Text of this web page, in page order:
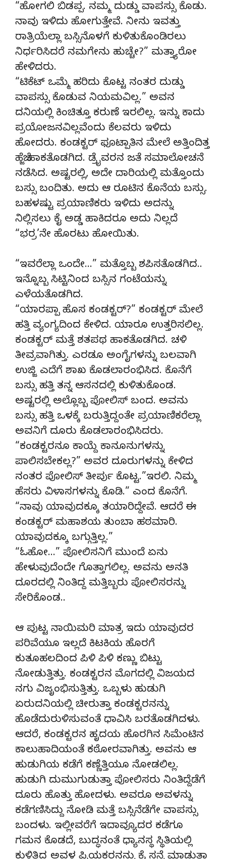
“ಹೋಗಲಿ ಬಿಡಪ್ಪ. ನಮ್ಮ ದುಡ್ಡು ವಾಪಸ್ಸು ಕೊಡು.
ನಾವು ಇಳಿದು ಹೋಗುತ್ತೇವೆ. ನೀನು ಇವತ್ತು
ರಾತ್ರಿಯೆಲ್ಲಾ ಬಸ್ಸಿನೊಳಗೆ ಕುಳಿತುಕೊಂಡಿರಲು
ನಿರ್ಧರಿಸಿದರೆ ನಮಗೇನು ಹುಚ್ಚೇ?” ಮತ್ತ್ಯಾರೋ
ಹೇಳಿದರು.
“ಟಿಕೆಟ್ ಒಮ್ಮೆ ಹರಿದು ಕೊಟ್ಟ ನಂತರ ದುಡ್ಡು
ವಾಪಸ್ಸು ಕೊಡುವ ನಿಯಮವಿಲ್ಲ.” ಅವನ
ದನಿಯಲ್ಲಿ ಕಿಂಚಿತ್ತೂ ಕರುಣೆ ಇರಲಿಲ್ಲ. ಇನ್ನು ಕಾದು
ಪ್ರಯೋಜನವಿಲ್ಲವೆಂದು ಕೆಲವರು ಇಳಿದು
ಹೋದರು. ಕಂಡಕ್ಟರ್ ಫೂಟ್ಪಾತಿನ ಮೇಲೆ ಅತ್ತಿಂದಿತ್ತ
ಹೆಜ್ಜೆ ಹಾಕತೊಡಗಿದ. ಡ್ರೈವರನ ಜತೆ ಸಮಾಲೋಚನೆ
ನಡೆಸಿದ. ಅಷ್ಟರಲ್ಲಿ, ಅದೇ ದಾರಿಯಲ್ಲಿ ಮತ್ತೊಂದು
ಬಸ್ಸು ಬಂದಿತು. ಅದು ಆ ರೂಟಿನ ಕೊನೆಯ ಬಸ್ಸು.
ಬಹಳಷ್ಟು ಪ್ರಯಾಣಿಕರು ಇಳಿದು ಅದನ್ನು
ನಿಲ್ಲಿಸಲು ಕೈ ಅಡ್ಡ ಹಾಕಿದರೂ ಅದು ನಿಲ್ಲದೆ
“ಭರ್ರ’ನೇ ಹೊರಟು ಹೋಯಿತು.
“ಇವರೆಲ್ಲಾ ಒಂದೇ…” ಮತ್ತೊಬ್ಬ ಶಪಿಸತೊಡಗಿದ..
ಇನ್ನೊಬ್ಬ ಸಿಟ್ಟಿನಿಂದ ಬಸ್ಸಿನ ಗಂಟೆಯನ್ನು
ಎಳೆಯತೊಡಗಿದ.
“ಯಾರಪ್ಪಾ ಹೊಸ ಕಂಡಕ್ಟರ್?” ಕಂಡಕ್ಟರ್ ಮೇಲೆ
ಹತ್ತಿ ವ್ಯಂಗ್ಯದಿಂದ ಕೇಳಿದ. ಯಾರೂ ಉತ್ತರಿಸಲಿಲ್ಲ.
ಕಂಡಕ್ಟರ್ ಮತ್ತೆ ಶತಪಥ ಹಾಕತೊಡಗಿದ. ಚಳಿ
ತೀವ್ರವಾಗಿತ್ತು. ಎರಡೂ ಅಂಗೈಗಳನ್ನು ಬಲವಾಗಿ
ಉಜ್ಜಿ ಎದೆಗೆ ಶಾಖ ಕೊಡಲಾರಂಭಿಸಿದ. ಕೊನೆಗೆ
ಬಸ್ಸು ಹತ್ತಿ ತನ್ನ ಆಸನದಲ್ಲಿ ಕುಳಿತುಕೊಂಡ.
ಅಷ್ಟರಲ್ಲಿ ಅಲ್ಲೊಬ್ಬ ಪೋಲಿಸ್ ಬಂದ. ಅವನು
ಬಸ್ಸು ಹತ್ತಿ ಒಳಕ್ಕೆ ಬರುತ್ತಿದ್ದಂತೇ ಪ್ರಯಾಣಿಕರೆಲ್ಲಾ
ಅವನಿಗೆ ದೂರು ಕೊಡಲಾರಂಭಿಸಿದರು.
“ಕಂಡಕ್ಟರನೂ ಕಾಯ್ದೆ ಕಾನೂನುಗಳನ್ನು
ಪಾಲಿಸಬೇಕಲ್ಲ?” ಅವರ ದೂರುಗಳನ್ನು ಕೇಳಿದ
ನಂತರ ಪೋಲಿಸ್ ತೀರ್ಪು ಕೊಟ್ಟ.”ಇರಲಿ. ನಿಮ್ಮ
ಹೆಸರು ವಿಳಾಸಗಳನ್ನು ಕೊಡಿ.” ಎಂದ ಕೊನೆಗೆ.
“ನಾವು ಯಾವುದಕ್ಕೂ ತಯಾರಿದ್ದೇವೆ. ಆದರೆ ಈ
ಕಂಡಕ್ಟರ್ ಮಹಾಶಯ ತುಂಬಾ ಹಠಮಾರಿ.
ಯಾವುದಕ್ಕೂ ಬಗ್ಗುತ್ತಿಲ್ಲ.”
“ಓಹೋ…” ಪೋಲಿಸನಿಗೆ ಮುಂದೆ ಏನು
ಹೇಳುವುದೆಂದೇ ಗೊತ್ತಾಗಲಿಲ್ಲ. ಅವನು ಅನತಿ
ದೂರದಲ್ಲಿ ನಿಂತಿದ್ದ ಮತ್ತಿಬ್ಬರು ಪೋಲಿಸರನ್ನು
ಸೇರಿಕೊಂಡ..
ಆ ಪುಟ್ಟ ನಾಯಿಮರಿ ಮಾತ್ರ ಇದು ಯಾವುದರ
ಪರಿವೆಯೂ ಇಲ್ಲದೆ ಕಿಟಕಿಯ ಹೊರಗೆ
ಕುತೂಹಲದಿಂದ ಪಿಳಿ ಪಿಳಿ ಕಣ್ಣು ಬಿಟ್ಟು
ನೋಡುತ್ತಿತ್ತು. ಕಂಡಕ್ಟರನ ಮೊಗದಲ್ಲಿ ವಿಜಯದ
ನಗು ವಿಜೃಂಭಿಸುತ್ತಿತ್ತು. ಒಬ್ಬಳು ಹುಡುಗಿ
ಏರುದನಿಯಲ್ಲಿ ಚೀರುತ್ತಾ ಕಂಡಕ್ಟರನನ್ನು
ಹೊಡೆದುರುಳಿಸುವಂತೆ ಧಾವಿಸಿ ಬರತೊಡಗಿದಳು.
ಆದರೆ, ಕಂಡಕ್ಟರನ ಹೃದಯ ಹೊರಗಿನ ಸಿಮೆಂಟಿನ
ಕಾಲುಹಾದಿಯಂತೆ ಕಠೋರವಾಗಿತ್ತು. ಅವನು ಆ
ಹುಡುಗಿಯ ಕಡೆಗೆ ಕಣ್ಣೆತ್ತಿಯೂ ನೋಡಲಿಲ್ಲ.
ಹುಡುಗಿ ದುಮುಗುಡುತ್ತಾ ಪೋಲಿಸರು ನಿಂತಿದ್ದೆಡೆಗೆ
ದೂರು ಹೊತ್ತು ಹೋದಳು. ಅವರೂ ಅವಳನ್ನು
ಕಡೆಗಣಿಸಿದ್ದು ನೋಡಿ ಮತ್ತೆ ಬಸ್ಸಿನೆಡೆಗೇ ವಾಪಸ್ಸು
ಬಂದಳು. ಇಲ್ಲೀವರೆಗೆ ಇದಾವ್ಯೂದರ ಕಡೆಗೂ
ಗಮನ ಕೊಡದೆ, ಬುದ್ಧನಂತೆ ಧ್ಯಾನಸ್ಥ ಸ್ಥಿತಿಯಲ್ಲಿ